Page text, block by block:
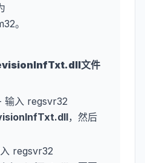
。
文件
输入 regsvr32
，然后
regsvr32